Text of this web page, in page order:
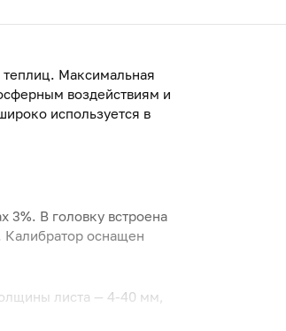
теплиц. Максимальная
воздействиям и
используется в
3%. В головку встроена
Калибратор оснащен
листа — 4-40 мм,